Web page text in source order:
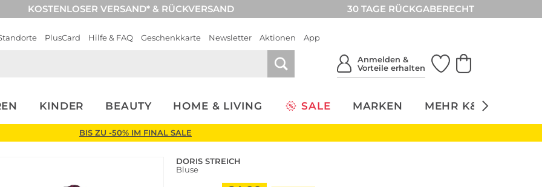
KOSTENLOSER VERSAND* & RÜCKVERSAND 30 TAGE RÜCKGABERECHT
PlusCard Hilfe & FAQ Geschenkkarte Newsletter Aktionen App
Anmelden &
Vorteile erhalten
KINDER BEAUTY HOME & LIVING SALE MARKEN MEHR K&Ö
BIS ZU -50% IM FINAL SALE
DORIS STREICH
Bluse